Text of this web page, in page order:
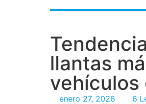
llantas
vehículos
enero 27, 2026 6